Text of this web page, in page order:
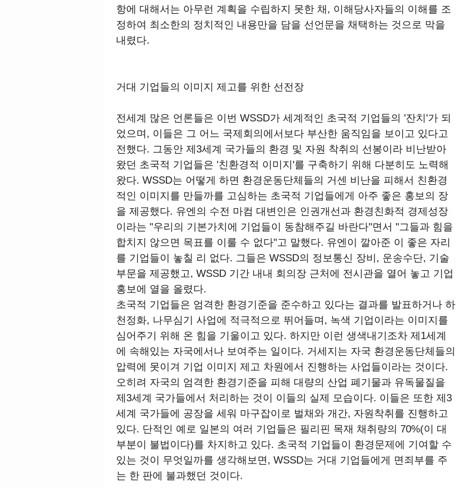
항에 대해서는 아무런 계획을 수립하지 못한 채, 이해당사자들의 이해를 조
정하여 최소한의 정치적인 내용만을 담을 선언문을 채택하는 것으로 막을
내렸다.
거대 기업들의 이미지 제고를 위한 선전장
전세계 많은 언론들은 이번 WSSD가 세계적인 초국적 기업들의 '잔치'가 되
었으며, 이들은 그 어느 국제회의에서보다 부산한 움직임을 보이고 있다고
전했다. 그동안 제3세계 국가들의 환경 및 자원 착취의 선봉이라 비난받아
왔던 초국적 기업들은 '친환경적 이미지'를 구축하기 위해 다분히도 노력해
왔다. WSSD는 어떻게 하면 환경운동단체들의 거센 비난을 피해서 친환경
적인 이미지를 만들까를 고심하는 초국적 기업들에게 아주 좋은 홍보의 장
을 제공했다. 유엔의 수전 마컴 대변인은 인권개선과 환경친화적 경제성장
이라는 "우리의 기본가치에 기업들이 동참해주길 바란다"면서 "그들과 힘을
합치지 않으면 목표를 이룰 수 없다"고 말했다. 유엔이 깔아준 이 좋은 자리
를 기업들이 놓칠 리 없다. 그들은 WSSD의 정보통신 장비, 운송수단, 기술
부문을 제공했고, WSSD 기간 내내 회의장 근처에 전시관을 열어 놓고 기업
홍보에 열을 올렸다.
초국적 기업들은 엄격한 환경기준을 준수하고 있다는 결과를 발표하거나 하
천정화, 나무심기 사업에 적극적으로 뛰어들며, 녹색 기업이라는 이미지를
심어주기 위해 온 힘을 기울이고 있다. 하지만 이런 생색내기조차 제1세계
에 속해있는 자국에서나 보여주는 일이다. 거세지는 자국 환경운동단체들의
압력에 못이겨 기업 이미지 제고 차원에서 진행하는 사업들이라는 것이다.
오히려 자국의 엄격한 환경기준을 피해 대량의 산업 폐기물과 유독물질을
제3세계 국가들에서 처리하는 것이 이들의 실제 모습이다. 이들은 또한 제3
세계 국가들에 공장을 세워 마구잡이로 벌채와 개간, 자원착취를 진행하고
있다. 단적인 예로 일본의 여러 기업들은 필리핀 목재 채취량의 70%(이 대
부분이 불법이다)를 차지하고 있다. 초국적 기업들이 환경문제에 기여할 수
있는 것이 무엇일까를 생각해보면, WSSD는 거대 기업들에게 면죄부를 주
는 한 판에 불과했던 것이다.